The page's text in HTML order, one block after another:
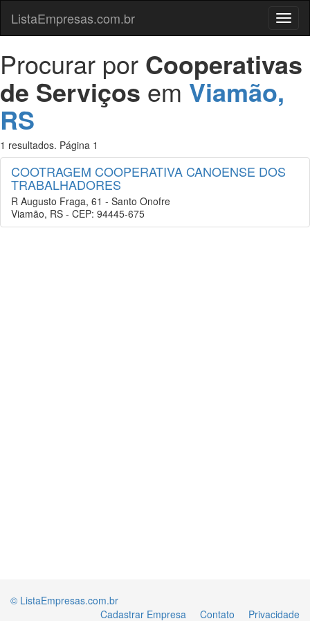
Menu
ListaEmpresas.com.br
Procurar por Cooperativas
de Serviços em Viamão,
RS
1 resultados. Página 1
COOTRAGEM COOPERATIVA CANOENSE DOS
TRABALHADORES
R Augusto Fraga, 61 - Santo Onofre
Viamão, RS - CEP: 94445-675
© ListaEmpresas.com.br
Cadastrar Empresa
Contato Privacidade